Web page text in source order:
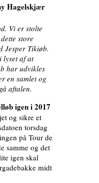
Hagelskjær
Vi er stolte
store
Jesper Tikiøb.
lyset af at
har udvikles
en samlet og
aftalen.
igen i 2017
og sikre et
torsdag
på Tour de
samme og det
igen skal
midt